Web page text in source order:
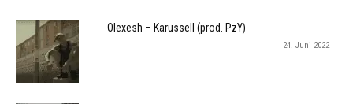
Olexesh – Karussell (prod. PzY)
24. Juni 2022